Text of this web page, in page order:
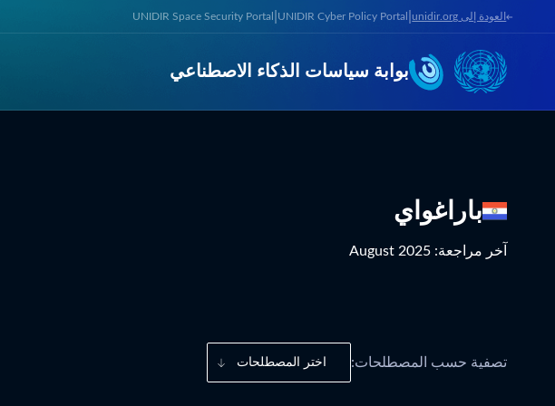
العودة إلى unidir.org |
UNIDIR Cyber Policy Portal
UNIDIR Space Security Portal
بوابة سياسات الذكاء الاصطناعي
باراغواي
آخر مراجعة:
August 2025
تصفية حسب المصطلحات: اختر المصطلحات